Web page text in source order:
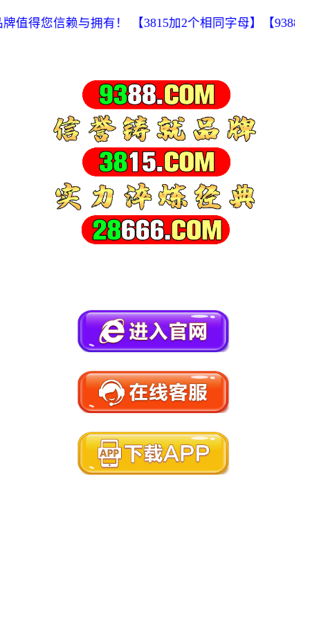
值得您信赖与拥有！ 【3815加2个相同字母】【9388